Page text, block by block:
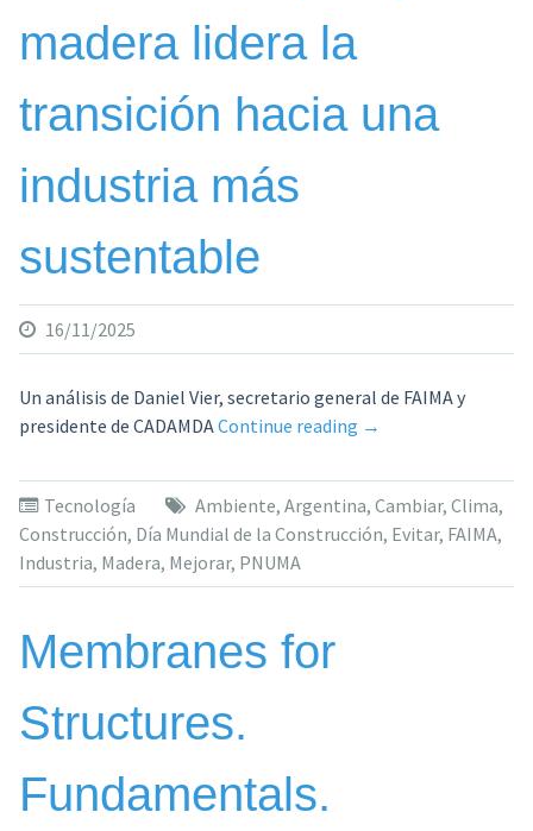
madera lidera la
transición hacia una
industria más
sustentable
16/11/2025
Un análisis de Daniel Vier, secretario general de FAIMA y
presidente de CADAMDAContinue reading «El
paradigma
constructivo:
por
→
Tecnología Ambiente, Argentina, Cambiar, Clima,
Construcción, Día Mundial de la Construcción, Evitar, FAIMA,
Industria, Madera, Mejorar, PNUMA
Membranes for
Structures.
Fundamentals.